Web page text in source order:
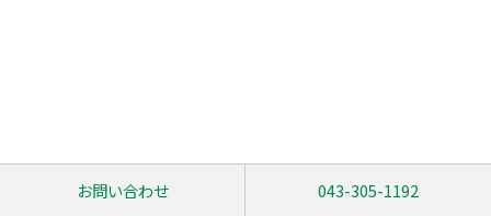
お問い合わせ 043-305-1192